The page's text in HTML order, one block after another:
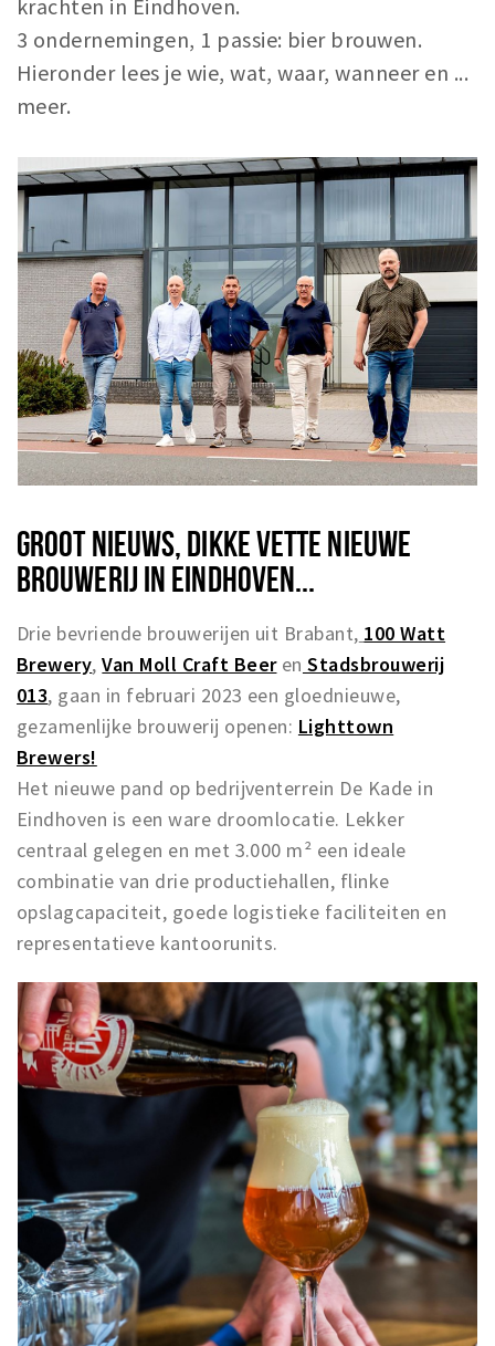
Winkels
Werken
Aanbiedingen
Ook reclame maken?
Over Eindhovens Rondje
Inloggen
krachten in Eindhoven.
3 ondernemingen, 1 passie: bier brouwen.
Hieronder lees je wie, wat, waar, wanneer en ...
meer.
GROOT NIEUWS, DIKKE VETTE NIEUWE
BROUWERIJ IN EINDHOVEN...
Drie bevriende brouwerijen uit Brabant, 100 Watt
Brewery,Van Moll Craft Beeren Stadsbrouwerij
013, gaan in februari 2023 een gloednieuwe,
gezamenlijke brouwerij openen: Lighttown
Brewers!
Het nieuwe pand op bedrijventerrein De Kade in
Eindhoven is een ware droomlocatie. Lekker
centraal gelegen en met 3.000 m² een ideale
combinatie van drie productiehallen, flinke
opslagcapaciteit, goede logistieke faciliteiten en
representatieve kantoorunits.